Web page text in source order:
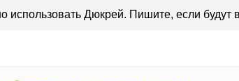
использовать Дюкрей. Пишите, если будут